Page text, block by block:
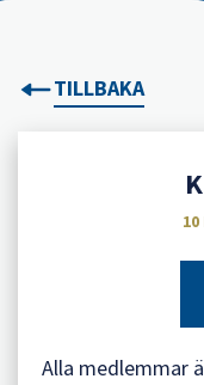
TILLBAKA
10
Alla medlemmar